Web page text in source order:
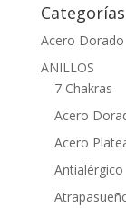
Acero Dorado
ANILLOS
7 Chakras
Acero
Acero
Antialérgico